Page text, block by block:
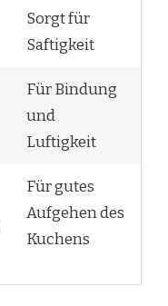
Sorgt für
Saftigkeit
Für Bindung
und
Luftigkeit
Für gutes
Aufgehen des
Kuchens